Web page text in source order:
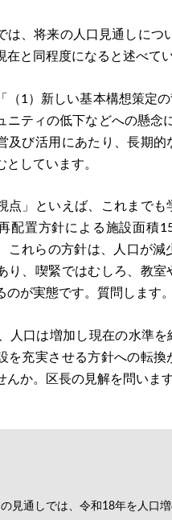
は、将来の人口見通しにつ
在と同程度になると述べてい
（1）新しい基本構想策定
ニティの低下などへの懸念
及び活用にあたり、長期
としています。
点」といえば、これまで
配置方針による施設面積
これらの方針は、人口が
り、喫緊ではむしろ、教
のが実態です。質問します。
人口は増加し現在の水準
を充実させる方針への転
んか。区長の見解を問います
見通しでは、令和18年を人口